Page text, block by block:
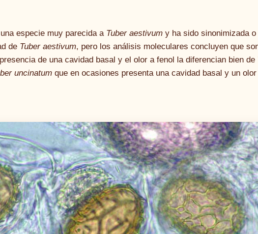
especie muy parecida a Tuber aestivum y ha sido sinonimizada o
de Tuber aestivum, pero los análisis moleculares concluyen que
de una cavidad basal y el olor a fenol la diferencian bien de
uncinatum que en ocasiones presenta una cavidad basal y un